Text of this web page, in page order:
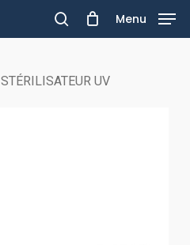
search
Menu
STÉRILISATEUR UV